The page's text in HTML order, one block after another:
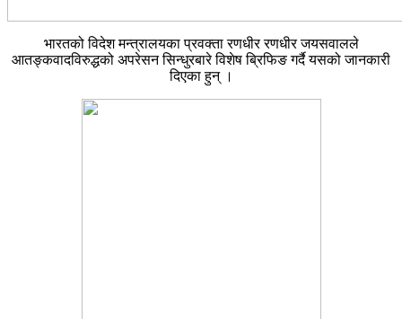
भारतको विदेश मन्त्रालयका प्रवक्ता रणधीर रणधीर जयसवालले
आतङ्कवादविरुद्धको अपरेसन सिन्धुरबारे विशेष ब्रिफिङ गर्दै यसको जानकारी
दिएका हुन् ।